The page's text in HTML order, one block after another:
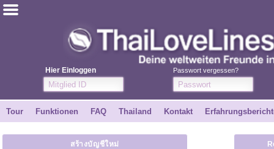
Hier Einloggen Passwort vergessen?
ไทย
Kostenlos anmelden
Erfahrungsberichte
Tour Funktionen FAQ Thailand Kontakt
สร้างบัญชีใหม่